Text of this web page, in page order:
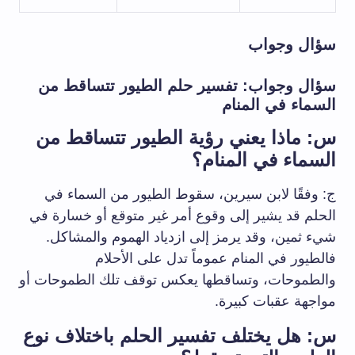
سؤال وجواب
سؤال وجواب: تفسير حلم الطيور تتساقط من
السماء في المنام
س: ماذا يعني رؤية الطيور تتساقط من
السماء في المنام؟
ج: وفقًا لابن سيرين، سقوط الطيور من السماء في
الحلم قد يشير إلى وقوع أمر غير متوقع أو خسارة في
شيء ثمين، وقد يرمز إلى ازدياد الهموم والمشاكل.
فالطيور في المنام عموماً تدل على الأحلام
والطموحات، وتساقطها يعكس توقف تلك الطموحات أو
مواجهة عقبات كبيرة.
س: هل يختلف تفسير الحلم باختلاف نوع